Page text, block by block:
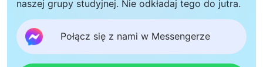
naszej grupy studyjnej. Nie odkładaj tego do jutra.
Połącz się z nami w Messengerze